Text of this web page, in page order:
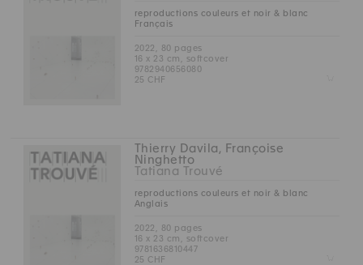
reproductions couleurs et noir & blanc
Français
2022, 80 pages
16 x 23 cm, softcover
9782940656080
25 CHF
Thierry Davila, Françoise
Ninghetto
Tatiana Trouvé
reproductions couleurs et noir & blanc
Anglais
2022, 80 pages
16 x 23 cm, softcover
9781636810447
25 CHF